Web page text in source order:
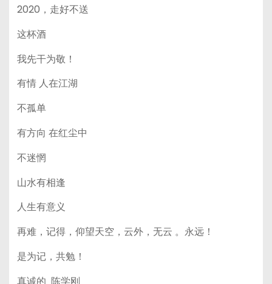
2020，走好不送
这杯酒
我先干为敬！
有情 人在江湖
不孤单
有方向 在红尘中
不迷惘
山水有相逢
人生有意义
再难，记得，仰望天空，云外，无云 。永远！
是为记，共勉！
真诚的 陈学刚